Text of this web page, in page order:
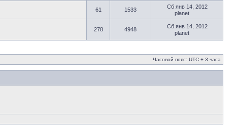
61 1533
Сб янв 14, 2012
planet
278 4948
Сб янв 14, 2012
planet
Часовой пояс: UTC + 3 часа